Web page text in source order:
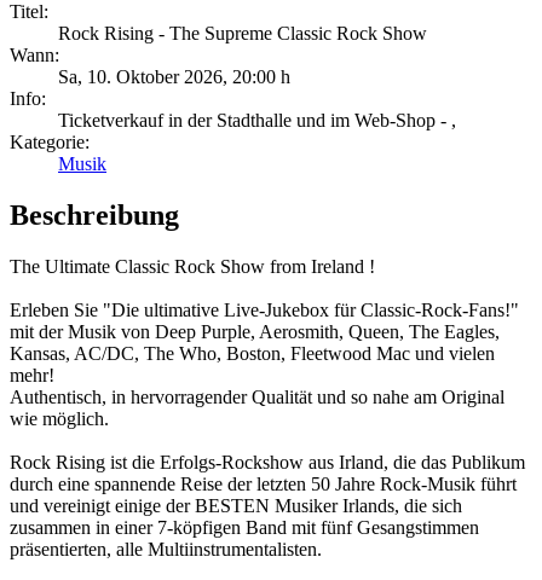
Titel:
Rock Rising - The Supreme Classic Rock Show
Wann:
Sa, 10. Oktober 2026, 20:00 h
Info:
Ticketverkauf in der Stadthalle und im Web-Shop - ,
Kategorie:
Musik
Beschreibung
The Ultimate Classic Rock Show from Ireland !
Erleben Sie "Die ultimative Live-Jukebox für Classic-Rock-Fans!"
mit der Musik von Deep Purple, Aerosmith, Queen, The Eagles,
Kansas, AC/DC, The Who, Boston, Fleetwood Mac und vielen
mehr!
Authentisch, in hervorragender Qualität und so nahe am Original
wie möglich.
Rock Rising ist die Erfolgs-Rockshow aus Irland, die das Publikum
durch eine spannende Reise der letzten 50 Jahre Rock-Musik führt
und vereinigt einige der BESTEN Musiker Irlands, die sich
zusammen in einer 7-köpfigen Band mit fünf Gesangstimmen
präsentierten, alle Multiinstrumentalisten.